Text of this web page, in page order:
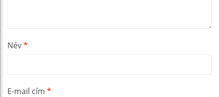
Név*
E-mail cím *